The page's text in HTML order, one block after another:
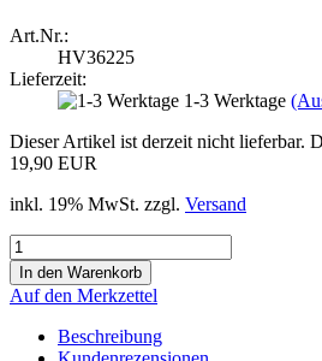
Art.Nr.:
HV36225
Lieferzeit:
1-3 Werktage
Dieser Artikel ist derzeit nicht lieferbar.
19,90 EUR
inkl. 19% MwSt. zzgl. Versand
Auf den Merkzettel
Beschreibung